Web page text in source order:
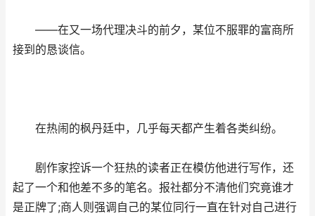
——在又一场代理决斗的前夕，某位不服罪的富商所
接到的恳谈信。
在热闹的枫丹廷中，几乎每天都产生着各类纠纷。
剧作家控诉一个狂热的读者正在模仿他进行写作，还
起了一个和他差不多的笔名。报社都分不清他们究竟谁才
是正牌了;商人则强调自己的某位同行一直在针对自己进行